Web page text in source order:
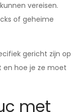
vereisen.
of geheime
gericht zijn op
en hoe je ze moet
met